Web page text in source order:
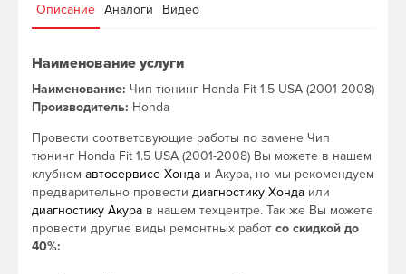
Описание Аналоги Видео
Наименование услуги
Наименование: Чип тюнинг Honda Fit 1.5 USA (2001-2008)
Производитель: Honda
Провести соответсвующие работы по замене Чип
тюнинг Honda Fit 1.5 USA (2001-2008) Вы можете в нашем
клубном автосервисе Хонда и Акура, но мы рекомендуем
предварительно провести диагностику Хонда или
диагностику Акура в нашем техцентре. Так же Вы можете
провести другие виды ремонтных работ со скидкой до
40%: